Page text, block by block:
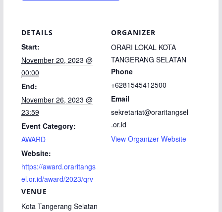
DETAILS
Start:
November 20, 2023 @
00:00
End:
November 26, 2023 @
23:59
Event Category:
AWARD
Website:
https://award.oraritangs
el.or.id/award/2023/qrv
VENUE
Kota Tangerang Selatan
ORGANIZER
ORARI LOKAL KOTA
TANGERANG SELATAN
Phone
+6281545412500
Email
sekretariat@oraritangsel
.or.id
View Organizer Website